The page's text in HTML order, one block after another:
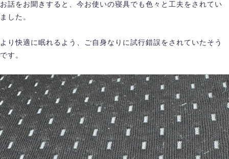
お話をお聞きすると、今お使いの寝具でも色々と工夫をされてい
ました。
より快適に眠れるよう、ご自身なりに試行錯誤をされていたそう
です。